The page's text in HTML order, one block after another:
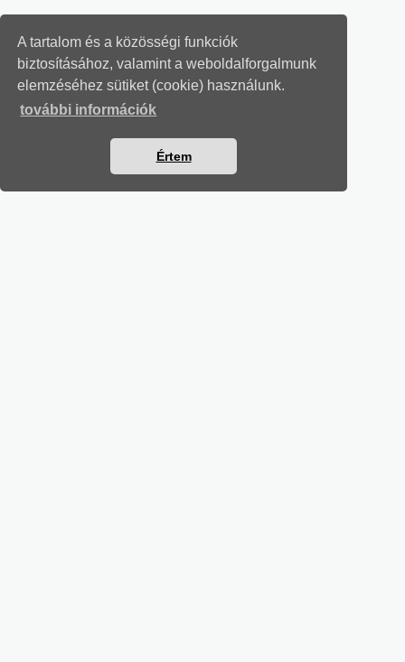
A tartalom és a közösségi funkciók
biztosításához, valamint a weboldalforgalmunk
elemzéséhez sütiket (cookie) használunk.
további információk
Értem